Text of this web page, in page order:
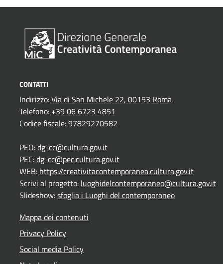
CONTATTI
Indirizzo:Via di San Michele 22, 00153 Roma
Telefono: +39 06 6723 4851
Codice fiscale: 97829270582
PEO:dg-cc@cultura.gov.it
PEC:dg-cc@pec.cultura.gov.it
WEB: https://creativitacontemporanea.cultura.gov.it
Scrivi al progetto: luoghidelcontemporaneo@cultura.gov.it
Slideshow:sfoglia i Luoghi del contemporaneo
Mappa dei contenuti
Privacy Policy
Social media Policy